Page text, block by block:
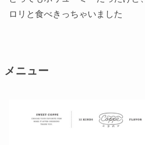
ロリと食べきっちゃいました
メニュー